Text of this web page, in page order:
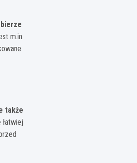
m.in.
także